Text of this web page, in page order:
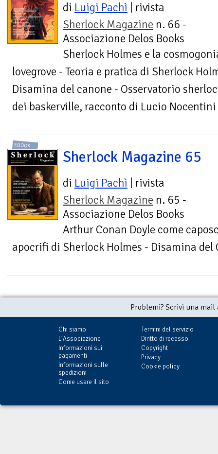
di Luigi Pachì | rivista
Sherlock Magazine n. 66 -
Associazione Delos Books
Sherlock Holmes e la
lovegrove - Teoria e pratica di Sherlock
Disamina del canone - Osservatorio
dei baskerville, racconto di Lucio Nocentini
EBOOK
Sherlock Magazine 65
di Luigi Pachì | rivista
Sherlock Magazine n. 65 -
Associazione Delos Books
Arthur Conan Doyle come
apocrifi di Sherlock Holmes - Disamina
Problemi? Scrivi una
Chi siamo
L'Associazione
Informazioni sui
pagamenti
Informazioni sulle
spedizioni
Come usare il sito
Termini del servizio
Diritto di recesso
Copyright
Privacy
Cookie policy